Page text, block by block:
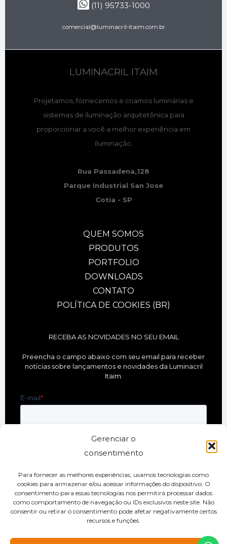
Gerenciar o
consentimento
Para fornecer as melhores experiências, usamos tecnologias como
cookies para armazenar e/ou acessar informações do dispositivo. O
consentimento para essas tecnologias nos permitirá processar dados
como comportamento de navegação ou IDs exclusivos neste site. Não
consentir ou retirar o consentimento pode afetar negativamente certos
recursos e funções.
(11) 95733-1000
comercial@luminacril-itaim.com.br
LUMINACRIL ITAIM
Projetamos, fornecemos e criamos luminárias e
sistemas de iluminação arquitetônica para
proporcionar a você a melhor experiência em
iluminação.
Rua Passadena,128
Parque Industrial San Jose
Cotia - SP
QUEM SOMOS
PRODUTOS
PORTFOLIO
DOWNLOADS
CONTATO
POLÍTICA DE COOKIES (BR)
RECEBA AS NOVIDADES NO SEU EMAIL
Preencha o campo abaixo com seu email para receber
notícias sobre lançamentos e novidades da Luminacril
Itaim.
LUMINACRIL ITAIM NAS REDES SOCIAIS